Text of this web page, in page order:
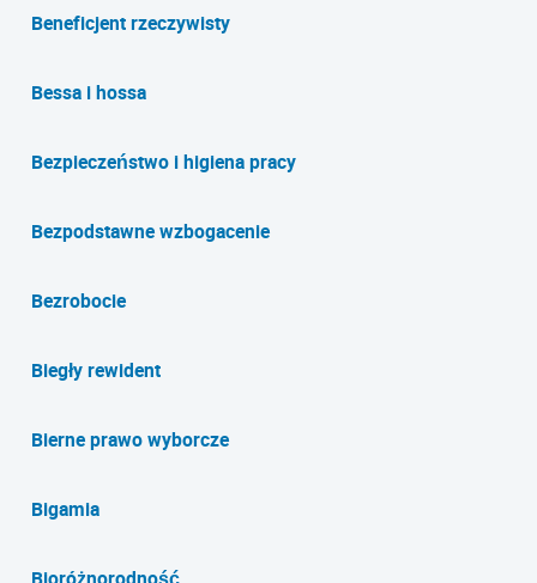
Beneficjent rzeczywisty
Bessa i hossa
Bezpieczeństwo i higiena pracy
Bezpodstawne wzbogacenie
Bezrobocie
Biegły rewident
Bierne prawo wyborcze
Bigamia